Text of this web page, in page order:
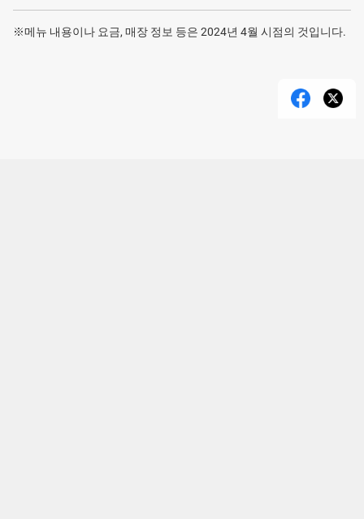
※메뉴 내용이나 요금, 매장 정보 등은 2024년 4월 시점의 것입니다.